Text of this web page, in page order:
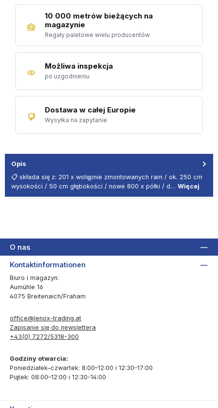
10 000 metrów bieżących na
magazynie
Regały paletowe wielu producentów
Możliwa inspekcja
po uzgodnieniu
Dostawa w całej Europie
Wysyłka na zapytanie
Opis
📋 składa się z: 201 x wstępnie zmontowanych ram / ok. 250 cm
wysokości / 50 cm głębokości / nowe 800 x półki / d… Więcej
O nas
Kontaktinformationen
Biuro i magazyn:
Aumühle 16
4075 Breitenaich/Fraham
office@lenox-trading.at
Zapisanie się do newslettera
+43(0) 7272/5318-300
Godziny otwarcia:
Poniedziałek–czwartek: 8:00–12:00 i 12:30–17:00
Piątek: 08:00–12:00 i 12:30-14:00